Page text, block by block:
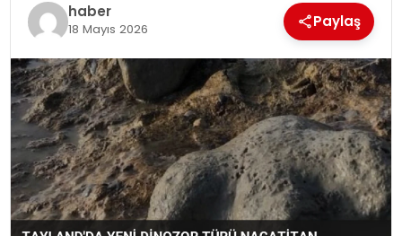
haber
18 Mayıs 2026 Paylaş